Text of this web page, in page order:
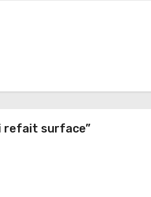
refait surface”